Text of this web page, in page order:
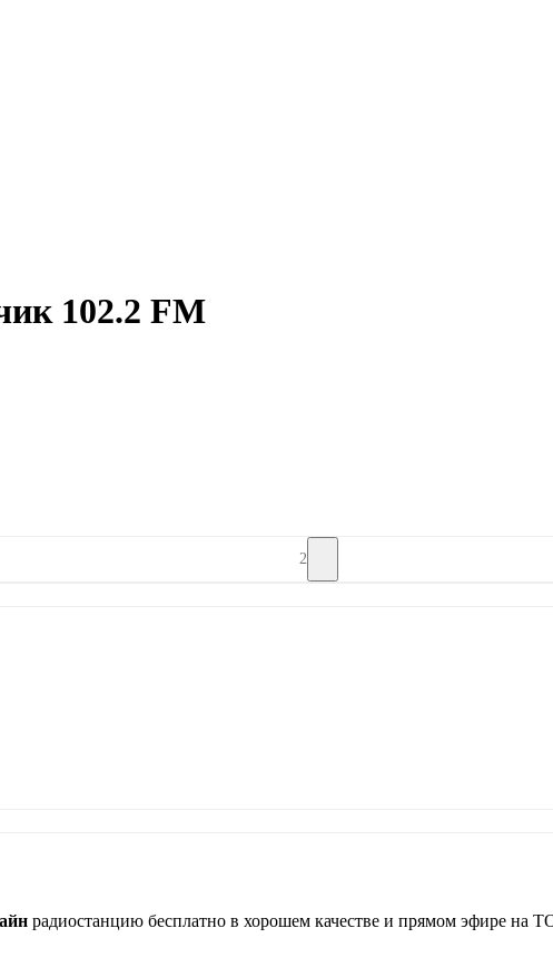
102.2 FM
2
радиостанцию бесплатно в хорошем качестве и прямом эфире на